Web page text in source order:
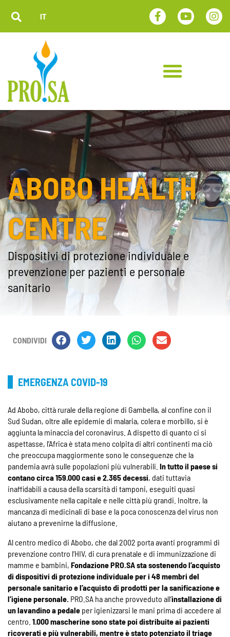
IT
ABOBO HEALTH
CENTRE
Dispositivi di protezione individuale e
prevenzione per pazienti e personale
sanitario
CONDIVIDI
EMERGENZA COVID-19
Ad Abobo, città rurale della regione di Gambella, al confine con il
Sud Sudan, oltre alle epidemie di malaria, colera e morbillo, si è
aggiunta la minaccia del coronavirus. A dispetto di quanto ci si
aspettasse, l’Africa è stata meno colpita di altri continenti ma ciò
che preoccupa maggiormente sono le conseguenze che la
pandemia avrà sulle popolazioni più vulnerabili. In tutto il paese si
contano circa 159.000 casi e 2.365 decessi, dati tuttavia
inaffidabili a causa della scarsità di tamponi, eseguiti quasi
esclusivamente nella capitale e nelle città più grandi. Inoltre, la
mancanza di medicinali di base e la poca conoscenza del virus non
aiutano a prevenirne la diffusione.
Al centro medico di Abobo, che dal 2002 porta avanti programmi di
prevenzione contro l’HIV, di cura prenatale e di immunizzazione di
mamme e bambini, Fondazione PRO.SA sta sostenendo l’acquisto
di dispositivi di protezione individuale per i 48 membri del
personale sanitario e l’acquisto di prodotti per la sanificazione e
l’igiene personale. PRO.SA ha anche provveduto all’installazione di
un lavandino a pedale per igienizzarsi le mani prima di accedere al
centro. 1.000 mascherine sono state poi distribuite ai pazienti
ricoverati e più vulnerabili, mentre è stato potenziato il triage